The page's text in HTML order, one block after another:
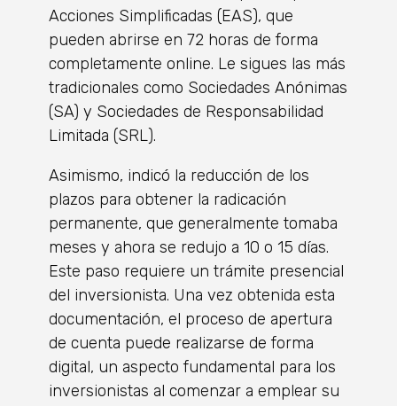
Acciones Simplificadas (EAS), que
pueden abrirse en 72 horas de forma
completamente online. Le sigues las más
tradicionales como Sociedades Anónimas
(SA) y Sociedades de Responsabilidad
Limitada (SRL).
Asimismo, indicó la reducción de los
plazos para obtener la radicación
permanente, que generalmente tomaba
meses y ahora se redujo a 10 o 15 días.
Este paso requiere un trámite presencial
del inversionista. Una vez obtenida esta
documentación, el proceso de apertura
de cuenta puede realizarse de forma
digital, un aspecto fundamental para los
inversionistas al comenzar a emplear su